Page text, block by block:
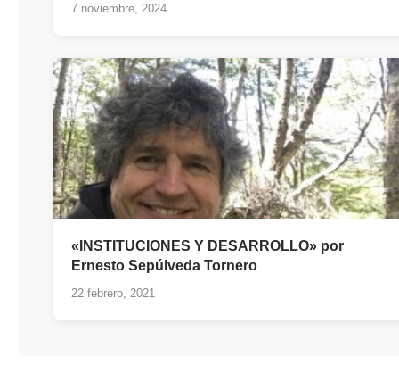
7 noviembre, 2024
«INSTITUCIONES Y DESARROLLO» por
Ernesto Sepúlveda Tornero
22 febrero, 2021